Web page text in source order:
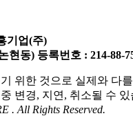
기업(주)
현동) 등록번호 : 214-88-
위한 것으로 실제와 다
변경, 지연, 취소될 수 있
. All Rights Reserved.